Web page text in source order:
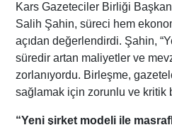
Kars Gazeteciler Birliği
Salih Şahin, süreci hem
açıdan değerlendirdi. Şahin,
süredir artan maliyetler ve
zorlanıyordu. Birleşme,
sağlamak için zorunlu ve kritik
“Yeni şirket modeli ile